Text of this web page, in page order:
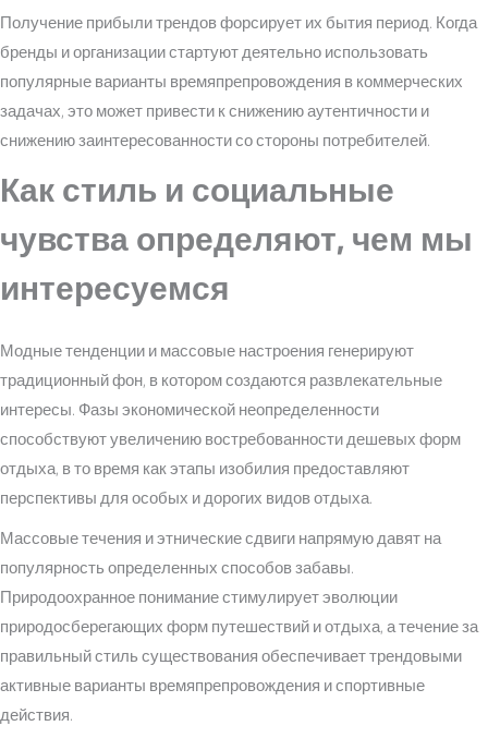
Получение прибыли трендов форсирует их бытия период. Когда
бренды и организации стартуют деятельно использовать
популярные варианты времяпрепровождения в коммерческих
задачах, это может привести к снижению аутентичности и
снижению заинтересованности со стороны потребителей.
Как стиль и социальные
чувства определяют, чем мы
интересуемся
Модные тенденции и массовые настроения генерируют
традиционный фон, в котором создаются развлекательные
интересы. Фазы экономической неопределенности
способствуют увеличению востребованности дешевых форм
отдыха, в то время как этапы изобилия предоставляют
перспективы для особых и дорогих видов отдыха.
Массовые течения и этнические сдвиги напрямую давят на
популярность определенных способов забавы.
Природоохранное понимание стимулирует эволюции
природосберегающих форм путешествий и отдыха, а течение за
правильный стиль существования обеспечивает трендовыми
активные варианты времяпрепровождения и спортивные
действия.